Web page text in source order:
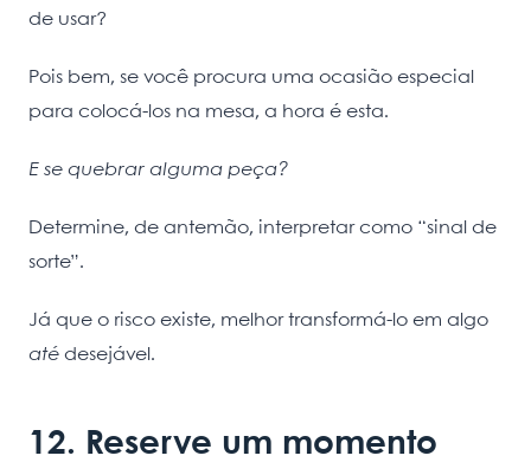
de usar?
Pois bem, se você procura uma ocasião especial
para colocá-los na mesa, a hora é esta.
E se quebrar alguma peça?
Determine, de antemão, interpretar como “sinal de
sorte”.
Já que o risco existe, melhor transformá-lo em algo
até desejável.
12. Reserve um momento